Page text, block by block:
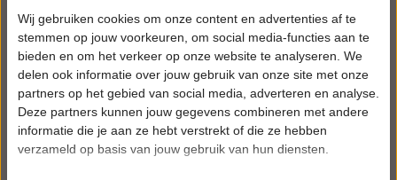
De Toegift
Den Hoorn - Texel
Try-out
CABARET
Tickets
Wij gebruiken cookies om onze content en advertenties af te
stemmen op jouw voorkeuren, om social media-functies aan te
bieden en om het verkeer op onze website te analyseren. We
delen ook informatie over jouw gebruik van onze site met onze
partners op het gebied van social media, adverteren en analyse.
Deze partners kunnen jouw gegevens combineren met andere
informatie die je aan ze hebt verstrekt of die ze hebben
verzameld op basis van jouw gebruik van hun diensten.